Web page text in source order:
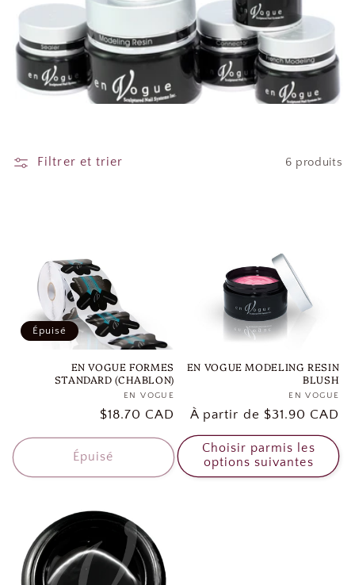
e
c
t
n
Filtrer et trier 6 produits
Épuisé
EN VOGUE FORMES
STANDARD (CHABLON)
EN VOGUE
Prix
habituel
$18.70 CAD
Épuisé
EN VOGUE MODELING RESIN
BLUSH
EN VOGUE
Prix
habituel
À partir de $31.90 CAD
Choisir parmis les
options suivantes